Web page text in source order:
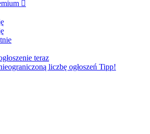

teraz
liczbę ogłoszeń Tipp!